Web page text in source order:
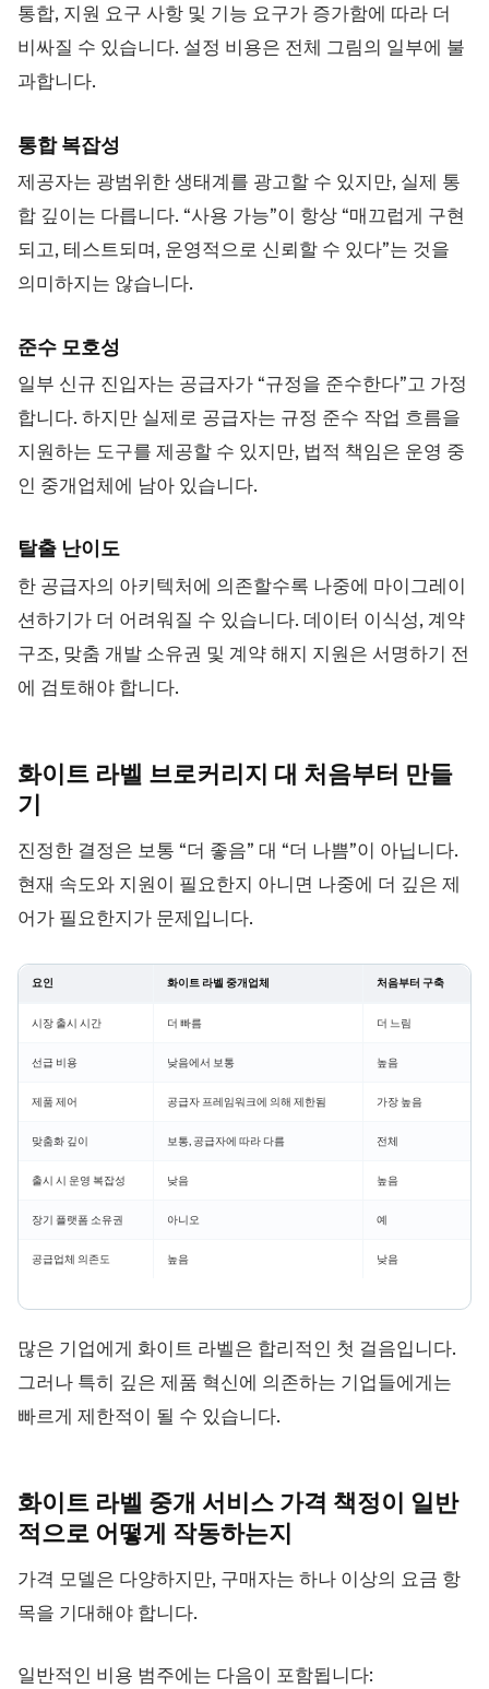
통합, 지원 요구 사항 및 기능 요구가 증가함에 따라 더
비싸질 수 있습니다. 설정 비용은 전체 그림의 일부에 불
과합니다.
통합 복잡성
제공자는 광범위한 생태계를 광고할 수 있지만, 실제 통
합 깊이는 다릅니다. “사용 가능”이 항상 “매끄럽게 구현
되고, 테스트되며, 운영적으로 신뢰할 수 있다”는 것을
의미하지는 않습니다.
준수 모호성
일부 신규 진입자는 공급자가 “규정을 준수한다”고 가정
합니다. 하지만 실제로 공급자는 규정 준수 작업 흐름을
지원하는 도구를 제공할 수 있지만, 법적 책임은 운영 중
인 중개업체에 남아 있습니다.
탈출 난이도
한 공급자의 아키텍처에 의존할수록 나중에 마이그레이
션하기가 더 어려워질 수 있습니다. 데이터 이식성, 계약
구조, 맞춤 개발 소유권 및 계약 해지 지원은 서명하기 전
에 검토해야 합니다.
화이트 라벨 브로커리지 대 처음부터 만들
기
진정한 결정은 보통 “더 좋음” 대 “더 나쁨”이 아닙니다.
현재 속도와 지원이 필요한지 아니면 나중에 더 깊은 제
어가 필요한지가 문제입니다.
요인 화이트 라벨 중개업체 처음부터 구축
시장 출시 시간 더 빠름 더 느림
선급 비용 낮음에서 보통 높음
제품 제어 공급자 프레임워크에 의해 제한됨 가장 높음
맞춤화 깊이 보통, 공급자에 따라 다름 전체
출시 시 운영 복잡성 낮음 높음
장기 플랫폼 소유권 아니오 예
공급업체 의존도 높음 낮음
많은 기업에게 화이트 라벨은 합리적인 첫 걸음입니다.
그러나 특히 깊은 제품 혁신에 의존하는 기업들에게는
빠르게 제한적이 될 수 있습니다.
화이트 라벨 중개 서비스 가격 책정이 일반
적으로 어떻게 작동하는지
가격 모델은 다양하지만, 구매자는 하나 이상의 요금 항
목을 기대해야 합니다.
일반적인 비용 범주에는 다음이 포함됩니다: